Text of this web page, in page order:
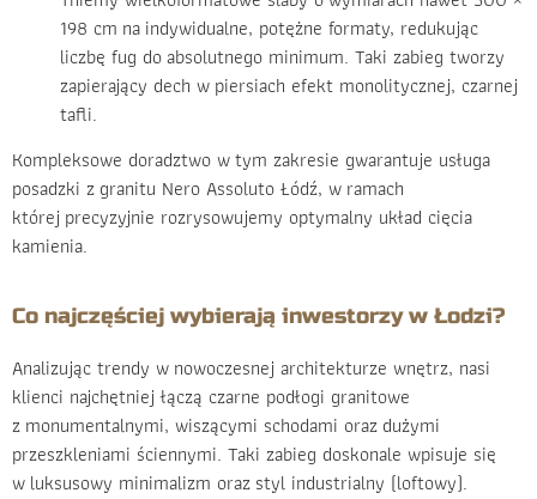
198 cm na indywidualne, potężne formaty, redukując
liczbę fug do absolutnego minimum. Taki zabieg tworzy
zapierający dech w piersiach efekt monolitycznej, czarnej
tafli.
Kompleksowe doradztwo w tym zakresie gwarantuje usługa
posadzki z granitu Nero Assoluto Łódź, w ramach
której precyzyjnie rozrysowujemy optymalny układ cięcia
kamienia.
Co najczęściej wybierają inwestorzy w Łodzi?
Analizując trendy w nowoczesnej architekturze wnętrz, nasi
klienci najchętniej łączą czarne podłogi granitowe
z monumentalnymi, wiszącymi schodami oraz dużymi
przeszkleniami ściennymi. Taki zabieg doskonale wpisuje się
w luksusowy minimalizm oraz styl industrialny (loftowy).